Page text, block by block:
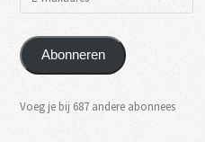
Abonneren
Voeg je bij 687 andere abonnees